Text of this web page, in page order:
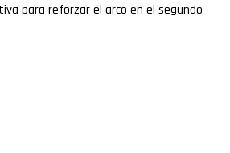
para reforzar el arco en el segundo